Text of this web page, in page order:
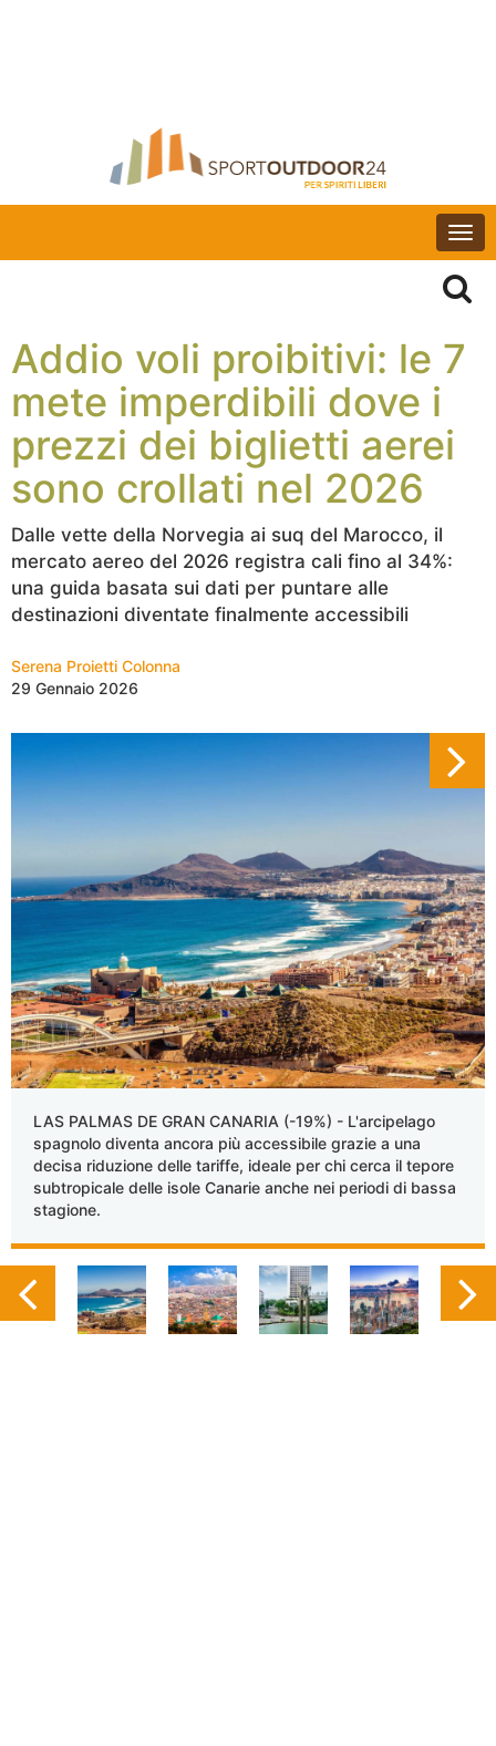
Addio voli proibitivi: le 7
mete imperdibili dove i
prezzi dei biglietti aerei
sono crollati nel 2026
Dalle vette della Norvegia ai suq del Marocco, il
mercato aereo del 2026 registra cali fino al 34%:
una guida basata sui dati per puntare alle
destinazioni diventate finalmente accessibili
Serena Proietti Colonna
29 Gennaio 2026
LAS PALMAS DE GRAN CANARIA (-19%) - L'arcipelago
spagnolo diventa ancora più accessibile grazie a una
decisa riduzione delle tariffe, ideale per chi cerca il tepore
subtropicale delle isole Canarie anche nei periodi di bassa
stagione.